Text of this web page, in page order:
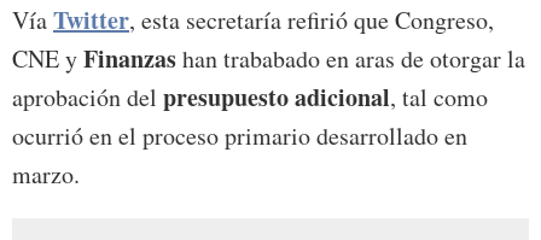
VíaTwitter, esta secretaría refirió que Congreso,
CNE yFinanzashan trababado en aras de otorgar la
aprobación del presupuesto adicional, tal como
ocurrió en el proceso primario desarrollado en
marzo.